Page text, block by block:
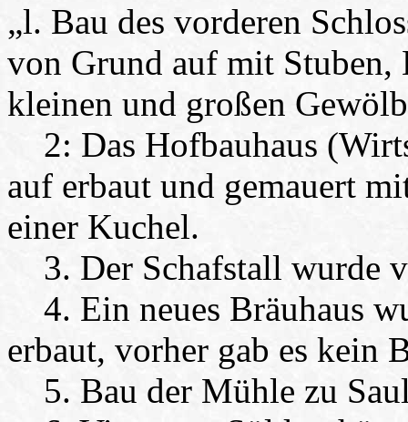
„l. Bau des vorderen
von Grund auf mit Stuben,
kleinen und großen
2: Das Hofbauhaus
auf erbaut und gemauert
einer Kuchel.
3. Der Schafstall wurde
4. Ein neues Bräuhaus
erbaut, vorher gab es kein
5. Bau der Mühle zu